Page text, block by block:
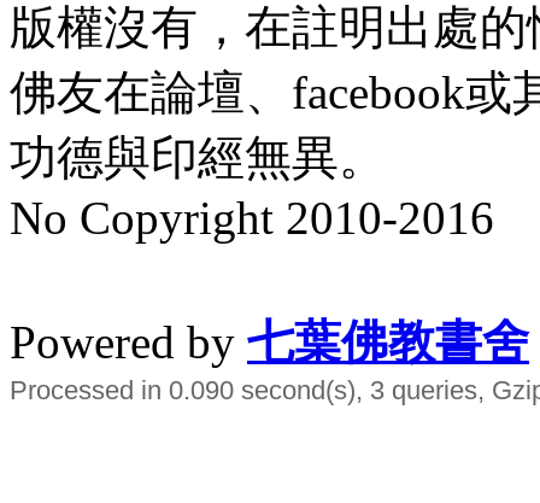
版權沒有，在註明出處
佛友在論壇、facebook
功德與印經無異。
No Copyright 2010-2016
Powered by 七葉佛教書舍
Processed in 0.090 second(s), 3 queries,